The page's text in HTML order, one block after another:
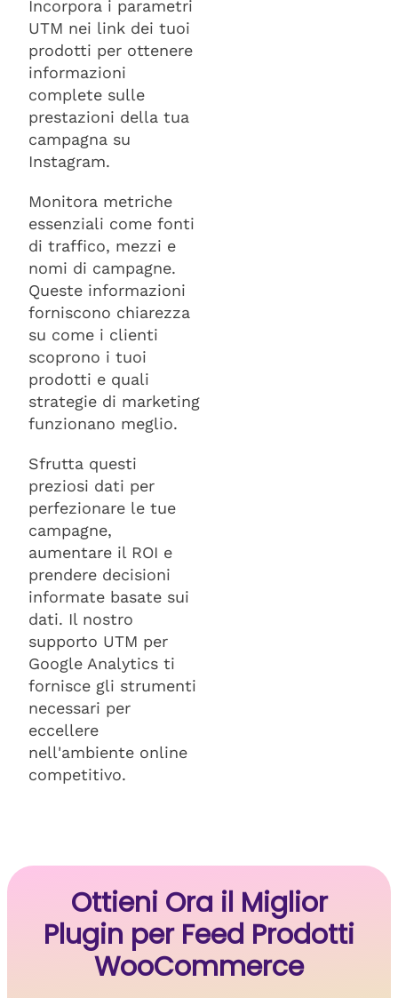
Incorpora i parametri
UTM nei link dei tuoi
prodotti per ottenere
informazioni
complete sulle
prestazioni della tua
campagna su
Instagram.
Monitora metriche
essenziali come fonti
di traffico, mezzi e
nomi di campagne.
Queste informazioni
forniscono chiarezza
su come i clienti
scoprono i tuoi
prodotti e quali
strategie di marketing
funzionano meglio.
Sfrutta questi
preziosi dati per
perfezionare le tue
campagne,
aumentare il ROI e
prendere decisioni
informate basate sui
dati. Il nostro
supporto UTM per
Google Analytics ti
fornisce gli strumenti
necessari per
eccellere
nell'ambiente online
competitivo.
Ottieni Ora il Miglior
Plugin per Feed Prodotti
WooCommerce